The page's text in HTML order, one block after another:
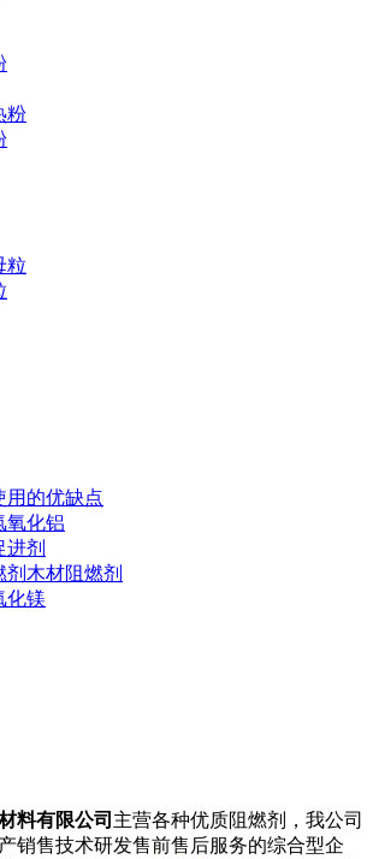
用的优缺点
氧化铝
剂
木材阻燃剂
化镁
料有限公司 主营各种优质阻燃剂，我公司
销售技术研发售前售后服务的综合型企